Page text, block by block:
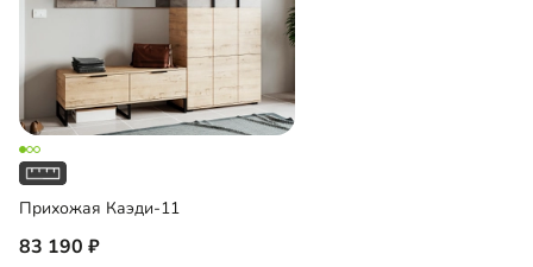
Прихожая Каэди-11
83 190